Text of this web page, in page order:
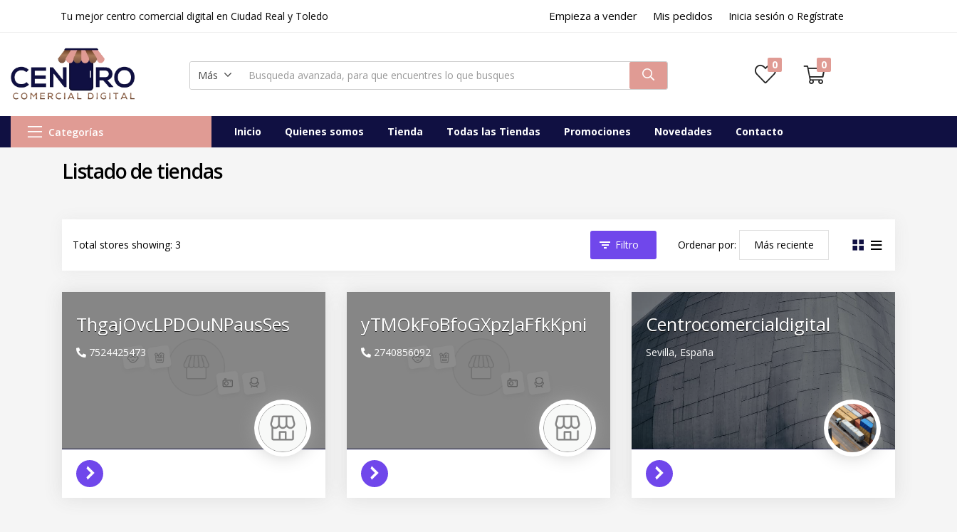
Tu mejor centro comercial digital en Ciudad Real y Toledo Empieza a vender Mis pedidos Inicia sesión o Regístrate
Más
0 0
Categorías Inicio Quienes somos Tienda Todas las Tiendas Promociones Novedades Contacto
Listado de tiendas
Total stores showing: 3 Filtro Ordenar por:
ThgajOvcLPDOuNPausSes
7524425473
yTMOkFoBfoGXpzJaFfkKpni
2740856092
Centrocomercialdigital
Sevilla, España